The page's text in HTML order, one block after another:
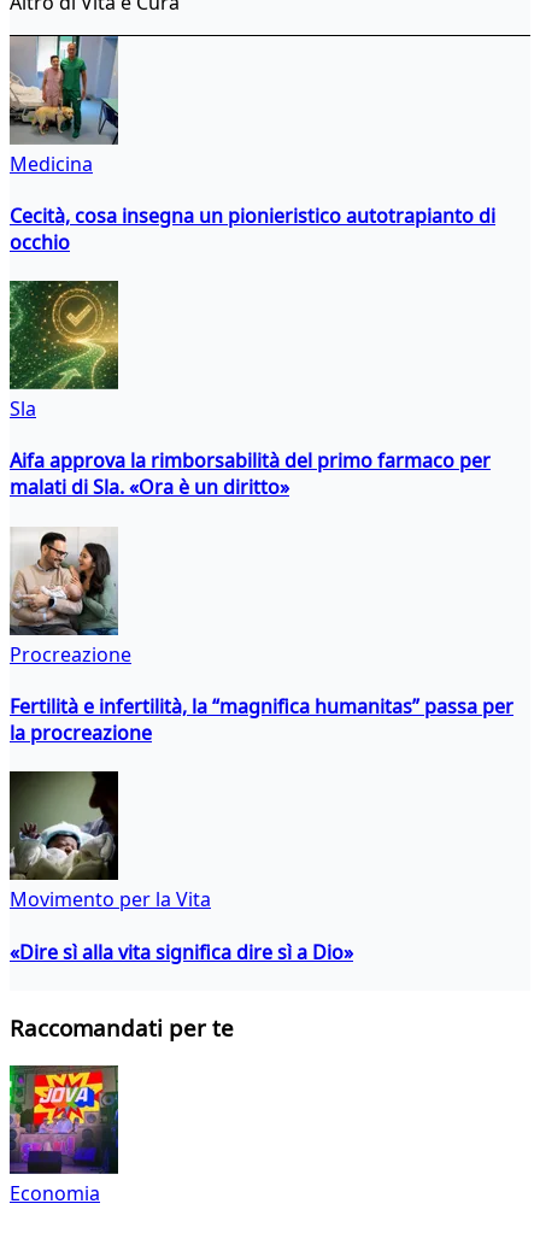
Medicina
Cecità, cosa insegna un pionieristico autotrapianto di
occhio
Sla
Aifa approva la rimborsabilità del primo farmaco per
malati di Sla. «Ora è un diritto»
Procreazione
Fertilità e infertilità, la “magnifica humanitas” passa per
la procreazione
Movimento per la Vita
«Dire sì alla vita significa dire sì a Dio»
Raccomandati per te
Economia